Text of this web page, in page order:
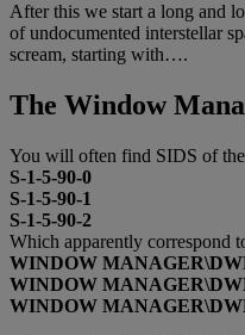
After this we start a long and
of undocumented interstellar
scream, starting with….
The Window
You will often find SIDS of
S-1-5-90-0
S-1-5-90-1
S-1-5-90-2
Which apparently correspond
WINDOW
WINDOW
WINDOW